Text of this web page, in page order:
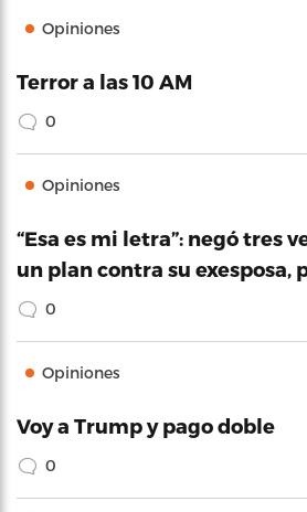
Opiniones
Terror a las 10 AM
0
Opiniones
“Esa es mi letra”: negó tres
un plan contra su exesposa,
0
Opiniones
Voy a Trump y pago doble
0